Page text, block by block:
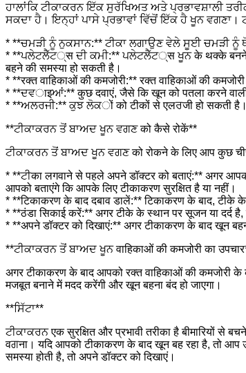
ਹਾਲਾਂਕਿ ਟੀਕਾਕਰਨ ਇੱਕ ਸੁਰੱਖਿਅਤ ਅਤੇ ਪ੍ਰਭਾਵਸ਼ਾਲੀ
ਸਕਦਾ ਹੈ। ਇਨ੍ਹਾਂ ਪਾਸੇ ਪ੍ਰਭਾਵਾਂ ਵਿੱਚੋਂ ਇੱਕ ਹੈ ਖੂਨ
* **ਚਮੜੀ ਨੂੰ ਨੁਕਸਾਨ:** ਟੀਕਾ ਲਗਾਉਣ ਵੇਲੇ ਸੂਈ ਚਮੜੀ ਨੂੰ
* **ਪਲੇਟਲੈੱਟ्स ਦੀ ਕਮੀ:** ਪਲੇਟਲੈੱਟ्स ਖੂਨ के थक्के बनने में
बहने की समस्या हो सकती है।
* **रक्त वाहिकाओं की कमजोरी:** रक्त वाहिकाओं की
* **ਦਵाइਆਂ:** कुछ दवाएं, जैसे कि खून को पतला करने वाली
* **ਅਲਰਜੀ:** ਕੁਝ ਲੋਕों को टीकों से एलਰजी हो सकती है।
**ਟੀਕਾਕਰਨ ਤੋਂ ਬਾਅਦ ਖੂਨ ਵਗਣ को कैसे रोकें**
ਟੀਕਾਕਰਨ ਤੋਂ ਬਾਅਦ ਖੂਨ ਵਗਣ को रोकने के लिए आप कुछ
* **ਟੀका लगवाने से पहले अपने डॉक्टर को बताएं:** अगर
आपको बताएंगे कि आपके लिए टीकाकरण सुरक्षित है या नहीं।
* **टिकाकरण के बाद दबाव डालें:** टिकाकरण के बाद, टीके
* **ठंडा सिकाई करें:** अगर टीके के स्थान पर सूजन या दर्द
* **अपने डॉक्टर को दिखाएं:** अगर टीकाकरण के बाद खून
**ਟੀਕਾਕਰਨ ਤੋਂ ਬਾਅਦ ਖੂਨ वाहिकाओं की कमजोरी का
अगर टीकाकरण के बाद आपको रक्त वाहिकाओं की कमजोरी
मजबूत बनाने में मदद करेंगी और खून बहना बंद हो जाएगा।
**ਸਿੱਟਾ**
ਟੀਕਾਕਰਨ एक सुरक्षित और प्रभावी तरीका है बीमारियों से
वਗना। यदि आपको टीकाकरण के बाद खून बह रहा है, तो आप
समस्या होती है, तो अपने डॉक्टर को दिखाएं।